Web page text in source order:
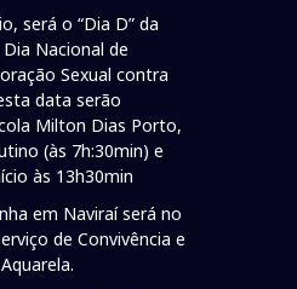
será o “Dia D” da
Nacional de
Sexual contra
data serão
Milton Dias Porto,
(às 7h:30min) e
às 13h30min
em Naviraí será no
de Convivência e